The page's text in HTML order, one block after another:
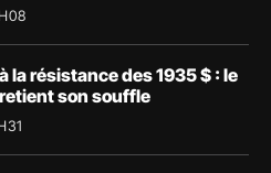
la résistance des 1935 $ : le
son souffle